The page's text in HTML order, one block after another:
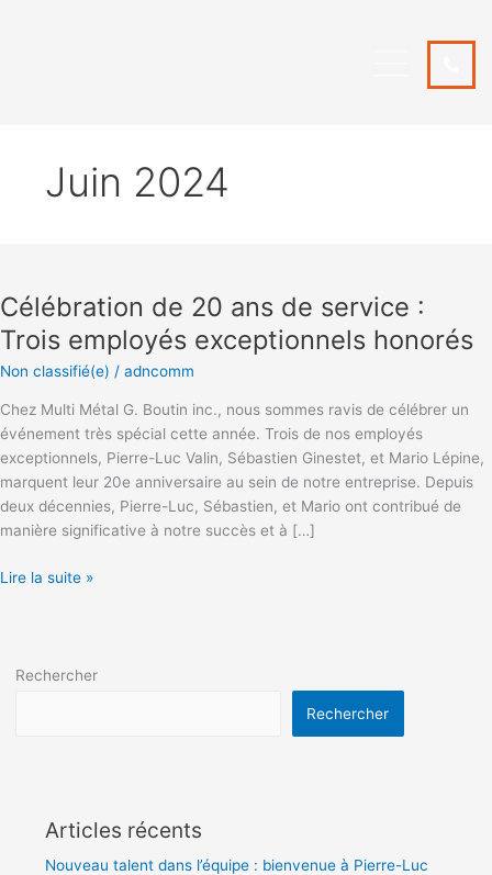
Juin 2024
Célébration de 20 ans de service :
Trois employés exceptionnels honorés
Non classifié(e) / adncomm
Chez Multi Métal G. Boutin inc., nous sommes ravis de célébrer un
événement très spécial cette année. Trois de nos employés
exceptionnels, Pierre-Luc Valin, Sébastien Ginestet, et Mario Lépine,
marquent leur 20e anniversaire au sein de notre entreprise. Depuis
deux décennies, Pierre-Luc, Sébastien, et Mario ont contribué de
manière significative à notre succès et à […]
20
ans
de
service
Trois
exceptionnels
honorés
Lire la suite »
Rechercher
Rechercher
Articles récents
Nouveau talent dans l’équipe : bienvenue à Pierre-Luc